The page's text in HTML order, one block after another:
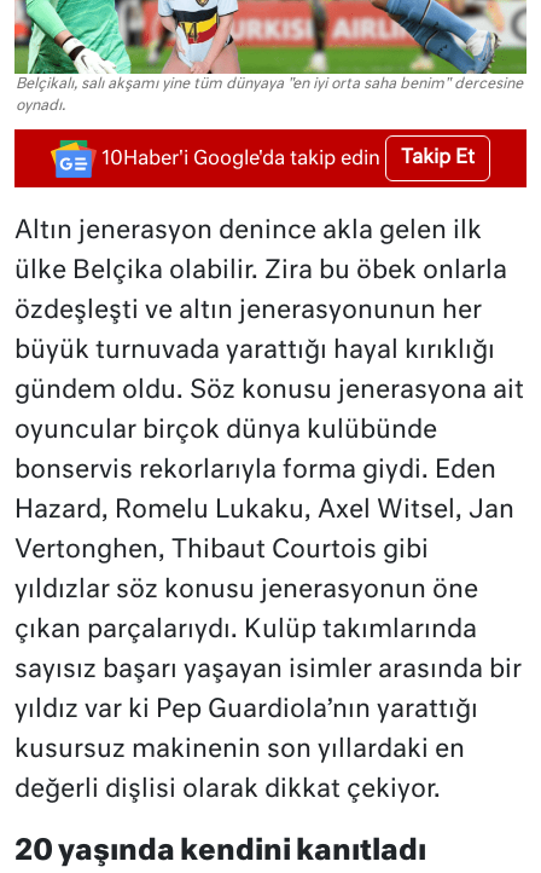
Belçikalı, salı akşamı yine tüm dünyaya "en iyi orta saha benim" dercesine
oynadı.
10Haber'i Google'da takip edin Takip Et
Altın jenerasyon denince akla gelen ilk
ülke Belçika olabilir. Zira bu öbek onlarla
özdeşleşti ve altın jenerasyonunun her
büyük turnuvada yarattığı hayal kırıklığı
gündem oldu. Söz konusu jenerasyona ait
oyuncular birçok dünya kulübünde
bonservis rekorlarıyla forma giydi. Eden
Hazard, Romelu Lukaku, Axel Witsel, Jan
Vertonghen, Thibaut Courtois gibi
yıldızlar söz konusu jenerasyonun öne
çıkan parçalarıydı. Kulüp takımlarında
sayısız başarı yaşayan isimler arasında bir
yıldız var ki Pep Guardiola’nın yarattığı
kusursuz makinenin son yıllardaki en
değerli dişlisi olarak dikkat çekiyor.
20 yaşında kendini kanıtladı